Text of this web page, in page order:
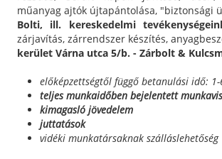
műanyag ajtók újtapántolása, "biztonsági
Bolti, ill. kereskedelmi
zárjavítás, zárrendszer készítés,
kerület Várna utca 5/b. - Zárbolt &
előképzettségtől függő betanulási idő:
teljes munkaidőben bejelentett
kimagasló jövedelem
juttatások
vidéki munkatársaknak szálláslehetőség